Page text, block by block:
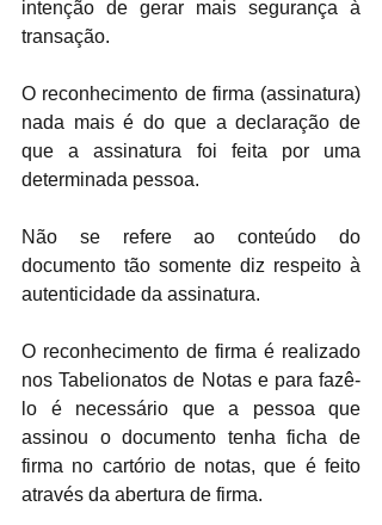
intenção de gerar mais segurança à
transação.
O reconhecimento de firma (assinatura)
nada mais é do que a declaração de
que a assinatura foi feita por uma
determinada pessoa.
Não se refere ao conteúdo do
documento tão somente diz respeito à
autenticidade da assinatura.
O reconhecimento de firma é realizado
nos Tabelionatos de Notas e para fazê-
lo é necessário que a pessoa que
assinou o documento tenha ficha de
firma no cartório de notas, que é feito
através da abertura de firma.